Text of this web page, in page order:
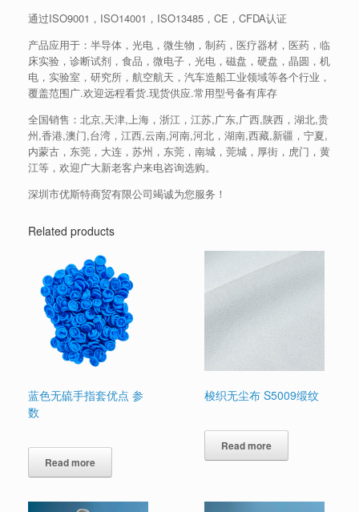
通过ISO9001，ISO14001，ISO13485，CE，CFDA认证
产品应用于：半导体，光电，微生物，制药，医疗器材，医药，临
床实验，诊断试剂，食品，微电子，光电，磁盘，硬盘，晶圆，机
电，实验室，研究所，航空航天，汽车造船工业领域等各个行业，
覆盖范围广.欢迎远程看货.现货供应.常用型号备有库存
全国销售：北京,天津,上海，浙江，江苏,广东,广西,陕西，湖北,贵
州,香港,澳门,台湾，江西,云南,河南,河北，湖南,西藏,新疆，宁夏,
内蒙古，东莞，大连，苏州，东莞，南城，莞城，厚街，虎门，黄
江等，欢迎广大新老客户来电咨询选购。
深圳市优斯特商贸有限公司竭诚为您服务！
Related products
蓝色无硫手指套优点 参
数
Read more
梭织无尘布 S5009缎纹
Read more